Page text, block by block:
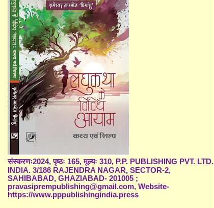
संस्करणः2024, पृष्ठः 165, मूल्यः 310, P.P. PUBLISHING PVT. LTD.
INDIA. 3/186 RAJENDRA NAGAR, SECTOR-2,
SAHIBABAD, GHAZIABAD- 201005 ;
pravasiprempublishing@gmail.com, Website-
https://www.pppublishingindia.press